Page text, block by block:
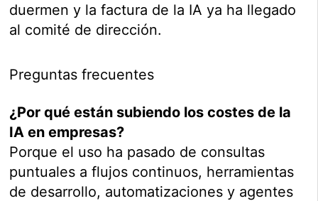
duermen y la factura de la IA ya ha llegado
al comité de dirección.
Preguntas frecuentes
¿Por qué están subiendo los costes de la
IA en empresas?
Porque el uso ha pasado de consultas
puntuales a flujos continuos, herramientas
de desarrollo, automatizaciones y agentes